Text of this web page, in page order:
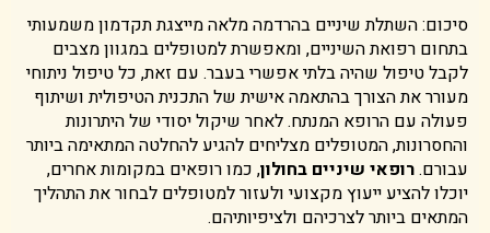
סיכום: השתלת שיניים בהרדמה מלאה מייצגת תקדמון משמעותי
בתחום רפואת השיניים, ומאפשרת למטופלים במגוון מצבים
לקבל טיפול שהיה בלתי אפשרי בעבר. עם זאת, כל טיפול ניתוחי
מעורר את הצורך בהתאמה אישית של התכנית הטיפולית ושיתוף
פעולה עם הרופא המנתח. לאחר שיקול יסודי של היתרונות
והחסרונות, המטופלים מצליחים להגיע להחלטה המתאימה ביותר
עבורם.רופאי שיניים בחולון, כמו רופאים במקומות אחרים,
יוכלו להציע ייעוץ מקצועי ולעזור למטופלים לבחור את התהליך
המתאים ביותר לצרכיהם ולציפיותיהם.